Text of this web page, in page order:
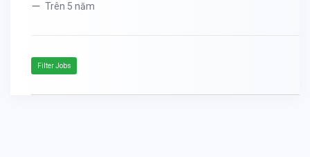
Trên 5 năm
Filter Jobs